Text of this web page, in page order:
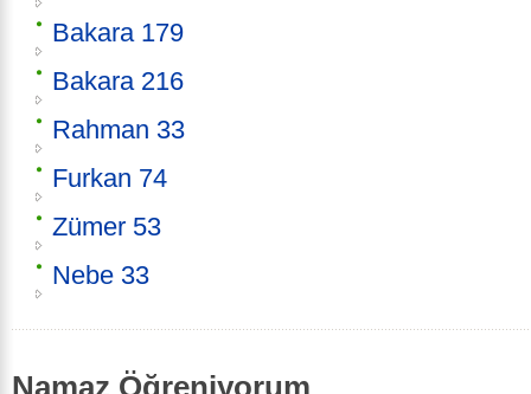
Bakara 179
Bakara 216
Rahman 33
Furkan 74
Zümer 53
Nebe 33
Namaz Öğreniyorum